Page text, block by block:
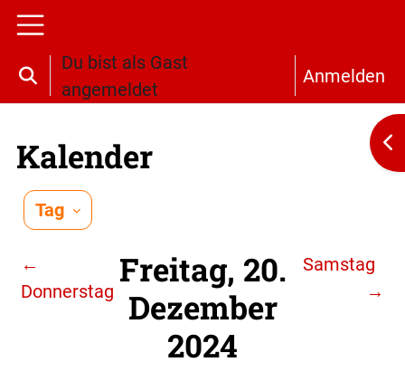
Zum Hauptinhalt
Website-Übersicht
Sucheingabe umschalten
Du bist als Gast
angemeldet
Anmelden
Kalender
Tag
←
Donnerstag
Freitag, 20.
Dezember
2024
Samstag
→